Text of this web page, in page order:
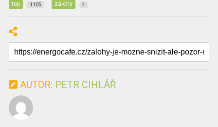
top 1105 zálohy 4
AUTOR: PETR CIHLÁŘ